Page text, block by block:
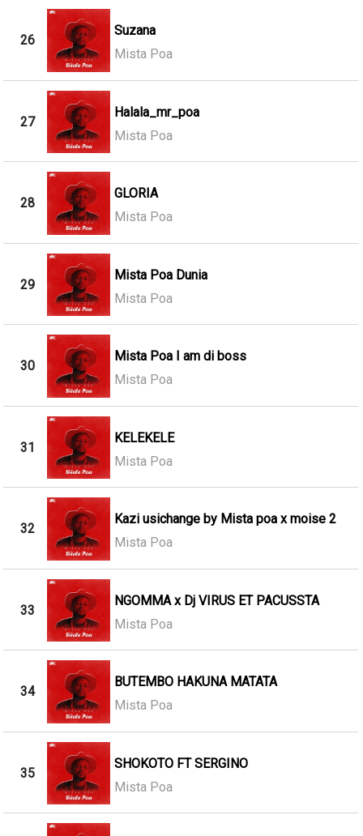
26
Suzana
Mista Poa
27
Halala_mr_poa
Mista Poa
28
GLORIA
Mista Poa
29
Mista Poa Dunia
Mista Poa
30
Mista Poa I am di boss
Mista Poa
31
KELEKELE
Mista Poa
32
Kazi usichange by Mista poa x moise 2
Mista Poa
33
NGOMMA x Dj VIRUS ET PACUSSTA
Mista Poa
34
BUTEMBO HAKUNA MATATA
Mista Poa
35
SHOKOTO FT SERGINO
Mista Poa